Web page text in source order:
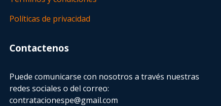
Políticas de privacidad
Contactenos
Puede comunicarse con nosotros a través nuestras
redes sociales o del correo:
contratacionespe@gmail.com